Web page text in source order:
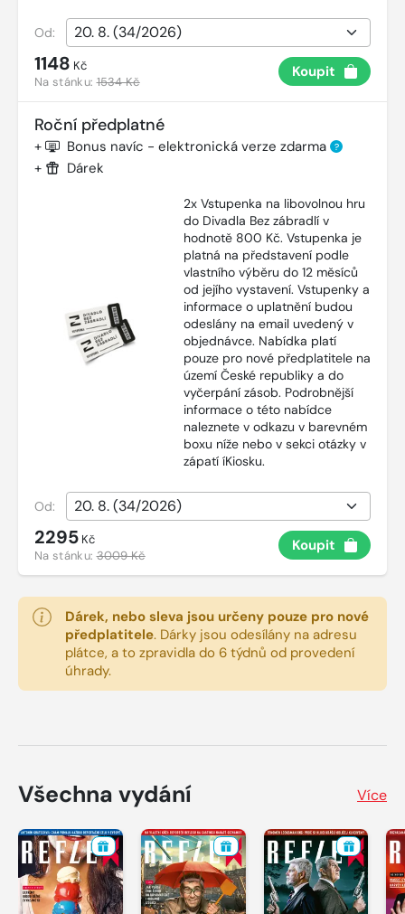
Od:
1148 Kč
Na stánku:1534 Kč
Koupit
Roční předplatné
+ Bonus navíc - elektronická verze zdarma ?
+ Dárek
2x Vstupenka na libovolnou hru
do Divadla Bez zábradlí v
hodnotě 800 Kč. Vstupenka je
platná na představení podle
vlastního výběru do 12 měsíců
od jejího vystavení. Vstupenky a
informace o uplatnění budou
odeslány na email uvedený v
objednávce. Nabídka platí
pouze pro nové předplatitele na
území České republiky a do
vyčerpání zásob. Podrobnější
informace o této nabídce
naleznete v odkazu v barevném
boxu níže nebo v sekci otázky v
zápatí íKiosku.
Od:
2295 Kč
Na stánku:3009 Kč
Koupit
Dárek, nebo sleva jsou určeny pouze pro nové
předplatitele. Dárky jsou odesílány na adresu
plátce, a to zpravidla do 6 týdnů od provedení
úhrady.
Všechna vydání Více